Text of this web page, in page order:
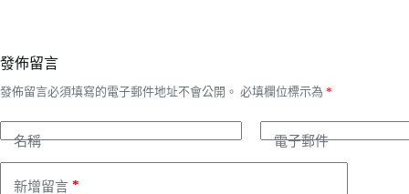
發佈留言
發佈留言必須填寫的電子郵件地址不會公開。 必填欄位標示為 *
名稱 電子郵件
新增留言 *